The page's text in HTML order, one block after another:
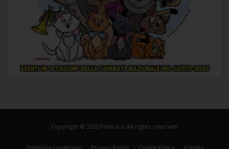
Copyright © 2025 FelisLoci, All rights reserved.
Termini e condizioni Privacy Policy Cookie Policy Credits